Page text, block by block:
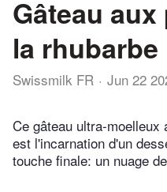
Gâteau
la rhubarbe
Swissmilk FR Jun 22
Ce gâteau ultra-moelleux
est l'incarnation d'un
touche finale: un nuage